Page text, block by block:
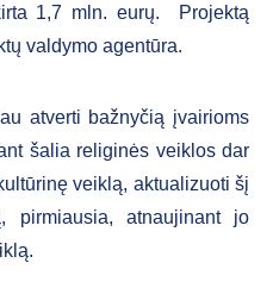
1,7 mln. eurų. Projektą
valdymo agentūra.
atverti bažnyčią įvairioms
šalia religinės veiklos dar
veiklą, aktualizuoti šį
pirmiausia, atnaujinant jo